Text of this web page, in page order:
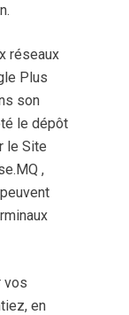
réseaux
Plus
son
le dépôt
le Site
,
vos
en